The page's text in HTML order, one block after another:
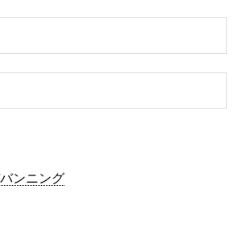
ンニング